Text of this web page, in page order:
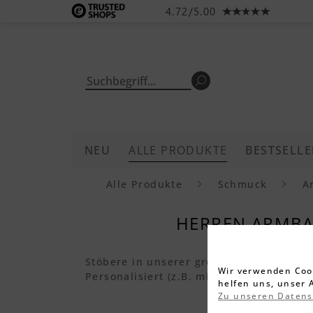
4.72/5.00
NEU ALLE PRODUKTE
Alle Produkte Schmuck
HERREN
Stöbere in unserer großen Auswahl an
Personalisiert (z.B. mit Name) für Dich
Wir verwenden
helfen uns, unser
Zu unseren